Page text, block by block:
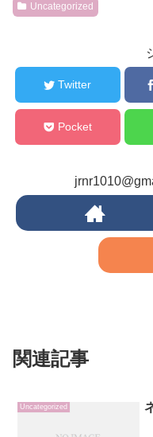
Uncategorized
Twitter
Pocket
関連記事
Uncategorized